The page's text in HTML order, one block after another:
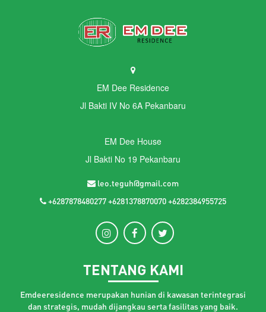
EM Dee Residence
Jl Bakti IV No 6A Pekanbaru
EM Dee House
Jl Bakti No 19 Pekanbaru
leo.teguh@gmail.com
+6287878480277 +6281378870070 +6282384955725
TENTANG KAMI
Emdeeresidence merupakan hunian di kawasan terintegrasi
dan strategis, mudah dijangkau serta fasilitas yang baik.